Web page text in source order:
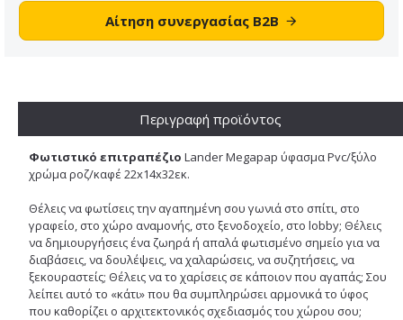
Αίτηση συνεργασίας B2B
Περιγραφή προϊόντος
Φωτιστικό επιτραπέζιο Lander Megapap ύφασμα Pvc/ξύλο
χρώμα ροζ/καφέ 22x14x32εκ.
Θέλεις να φωτίσεις την αγαπημένη σου γωνιά στο σπίτι, στο
γραφείο, στο χώρο αναμονής, στο ξενοδοχείο, στο lobby; Θέλεις
να δημιουργήσεις ένα ζωηρά ή απαλά φωτισμένο σημείο για να
διαβάσεις, να δουλέψεις, να χαλαρώσεις, να συζητήσεις, να
ξεκουραστείς; Θέλεις να το χαρίσεις σε κάποιον που αγαπάς; Σου
λείπει αυτό το «κάτι» που θα συμπληρώσει αρμονικά το ύφος
που καθορίζει ο αρχιτεκτονικός σχεδιασμός του χώρου σου;